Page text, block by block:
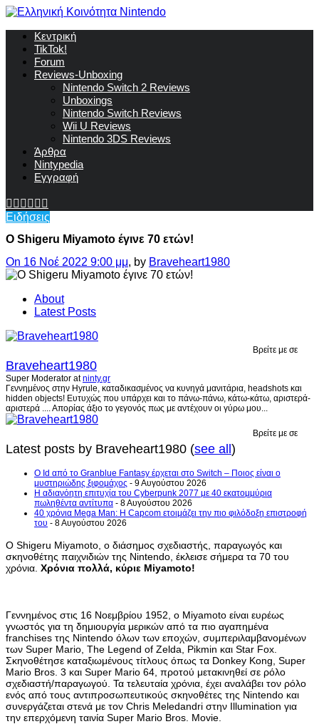
Κεντρική
TikTok!
Forum
Reviews-Unboxing
Nintendo Switch 2 Reviews
Unboxings
Nintendo Switch Reviews
Wii U Reviews
Nintendo 3DS Reviews
Άρθρα
Nintypedia
Εγγραφή
Ειδήσεις
Ο Shigeru Miyamoto έγινε 70 ετών!
On 16 Νοέ 2022 9:00 μμ, by Braveheart1980
About
Latest Posts
Βρείτε με σε
Braveheart1980
Super Moderator atninty.gr
Γεννημένος στην Hyrule, καταδικασμένος να κυνηγά μανιτάρια, headshots και
hidden objects! Ευτυχώς που υπάρχει και το πάνω-πάνω, κάτω-κάτω, αριστερά-
αριστερά .... Απορίας άξιο το γεγονός πως με αντέχουν οι γύρω μου...
Βρείτε με σε
Latest posts by Braveheart1980 (see all)
Ο Id από το Granblue Fantasy έρχεται στο Switch – Ποιος είναι ο
μυστηριώδης ξιφομάχος - 9 Αυγούστου 2026
H αδιανόητη επιτυχία του Cyberpunk 2077 με 40 εκατομμύρια
πωληθέντα αντίτυπα - 8 Αυγούστου 2026
40 χρόνια Mega Man: Η Capcom ετοιμάζει την πιο φιλόδοξη επιστροφή
του - 8 Αυγούστου 2026
Ο Shigeru Miyamoto, ο διάσημος σχεδιαστής, παραγωγός και
σκηνοθέτης παιχνιδιών της Nintendo, έκλεισε σήμερα τα 70 του
χρόνια. Χρόνια πολλά, κύριε Miyamoto!
Γεννημένος στις 16 Νοεμβρίου 1952, ο Miyamoto είναι ευρέως
γνωστός για τη δημιουργία μερικών από τα πιο αγαπημένα
franchises της Nintendo όλων των εποχών, συμπεριλαμβανομένων
των Super Mario, The Legend of Zelda, Pikmin και Star Fox.
Σκηνοθέτησε καταξιωμένους τίτλους όπως τα Donkey Kong, Super
Mario Bros. 3 και Super Mario 64, προτού μετακινηθεί σε ρόλο
σχεδιαστή/παραγωγού. Τα τελευταία χρόνια, έχει αναλάβει τον ρόλο
ενός από τους αντιπροσωπευτικούς σκηνοθέτες της Nintendo και
συνεργάζεται στενά με τον Chris Meledandri στην Illumination για
την επερχόμενη ταινία Super Mario Bros. Movie.